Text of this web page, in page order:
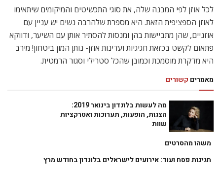
לכל אוזן לפי המבנה שלה, את סוגי התכשיטים והמיקומים שיתאימו
לאוזן הספציפית הזאת. היא מספרת שלהרבה נשים יש עניין עם
אוזניים, שהן מתביישות בהן ומנסות להסתיר אותן עם השיער, ודווקא
פתאום לקשט בכזאת חגיגיות ועדינות אוזן- נותן המון ביטחון! מירב
היא מדקרת מוסמכת וכמובן שהכל סטרילי וסגור הרמטית.
מאמרים קשורים
מה לעשות בלונדון בינואר 2019:
הצגות, הופעות, תערוכות ואטרקציות
שוות
משהו מהסרטים
חגיגות פסח ועוד: אירועים לישראלים בלונדון בחודש מרץ